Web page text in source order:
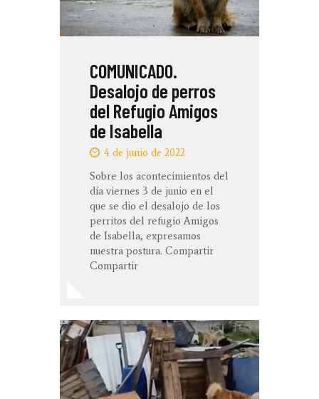
COMUNICADO.
Desalojo de perros
del Refugio Amigos
de Isabella
4 de junio de 2022
Sobre los acontecimientos del
día viernes 3 de junio en el
que se dio el desalojo de los
perritos del refugio Amigos
de Isabella, expresamos
nuestra postura. Compartir
Compartir